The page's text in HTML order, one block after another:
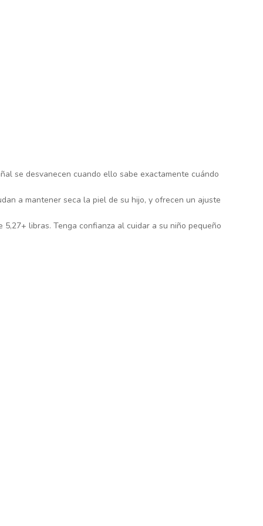
se desvanecen cuando ello sabe exactamente cuándo
a mantener seca la piel de su hijo, y ofrecen un ajuste
libras. Tenga confianza al cuidar a su niño pequeño